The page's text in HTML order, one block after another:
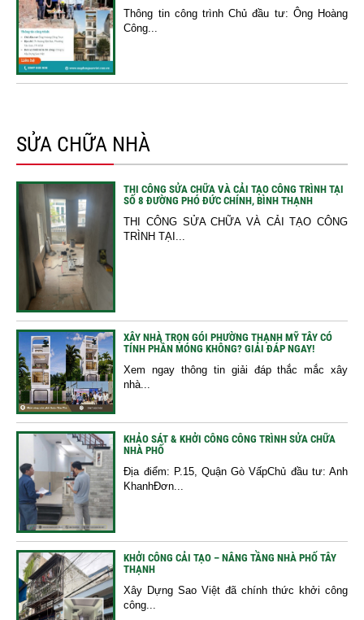
Thông tin công trình Chủ đầu tư: Ông Hoàng
Công...
SỬA CHỮA NHÀ
THI CÔNG SỬA CHỮA VÀ CẢI TẠO CÔNG TRÌNH TẠI
SỐ 8 ĐƯỜNG PHÓ ĐỨC CHÍNH, BÌNH THẠNH
THI CÔNG SỬA CHỮA VÀ CẢI TẠO CÔNG
TRÌNH TẠI...
XÂY NHÀ TRỌN GÓI PHƯỜNG THẠNH MỸ TÂY CÓ
TÍNH PHẦN MÓNG KHÔNG? GIẢI ĐÁP NGAY!
Xem ngay thông tin giải đáp thắc mắc xây
nhà...
KHẢO SÁT & KHỞI CÔNG CÔNG TRÌNH SỬA CHỮA
NHÀ PHỐ
Địa điểm: P.15, Quận Gò VấpChủ đầu tư: Anh
KhanhĐơn...
KHỞI CÔNG CẢI TẠO – NÂNG TẦNG NHÀ PHỐ TÂY
THẠNH
Xây Dựng Sao Việt đã chính thức khởi công
công...